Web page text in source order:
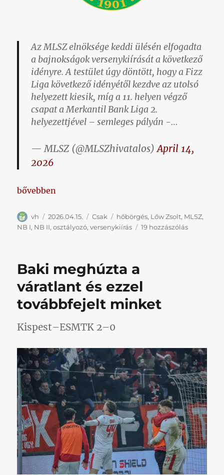
Az MLSZ elnöksége keddi ülésén elfogadta
a bajnokságok versenykiírását a következő
idényre. A testület úgy döntött, hogy a Fizz
Liga következő idényétől kezdve az utolsó
helyezett kiesik, míg a 11. helyen végző
csapat a Merkantil Bank Liga 2.
helyezettjével – semleges pályán -…
— MLSZ (@MLSZhivatalos)April 14,
2026
„Az MLSZ az NB I-es klubok javaslatára bezárta a
bővebben
Szerző
vh Közzétéve
2026.04.15. Kategória
Csak Címke
hőbörgés, Lőw Zsolt, MLSZ,
NB I, NB II,osztályozó,versenykiírás 19 hozzászólásAz
című
Baki meghúzta a
váratlant és ezzel
továbbfejelt minket
Kispest–ESMTK 2–0